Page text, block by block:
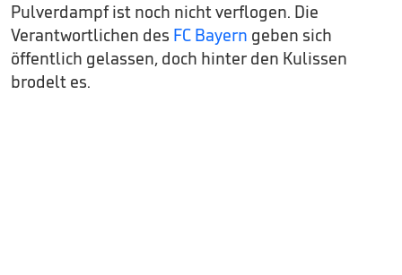
Pulverdampf ist noch nicht verflogen. Die
Verantwortlichen des FC Bayern geben sich
öffentlich gelassen, doch hinter den Kulissen
brodelt es.